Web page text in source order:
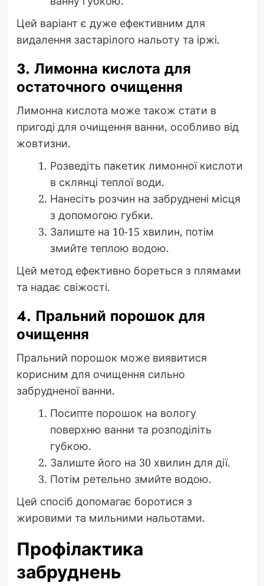
Цей варіант є дуже ефективним для
видалення застарілого нальоту та іржі.
3. Лимонна кислота для
остаточного очищення
Лимонна кислота може також стати в
пригоді для очищення ванни, особливо від
жовтизни.
Розведіть пакетик лимонної кислоти
в склянці теплої води.
Нанесіть розчин на забруднені місця
з допомогою губки.
Залиште на 10-15 хвилин, потім
змийте теплою водою.
Цей метод ефективно бореться з плямами
та надає свіжості.
4. Пральний порошок для
очищення
Пральний порошок може виявитися
корисним для очищення сильно
забрудненої ванни.
Посипте порошок на вологу
поверхню ванни та розподіліть
губкою.
Залиште його на 30 хвилин для дії.
Потім ретельно змийте водою.
Цей спосіб допомагає боротися з
жировими та мильними нальотами.
Профілактика
забруднень